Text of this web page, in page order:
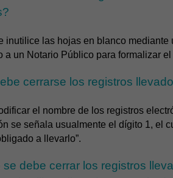
inutilice las hojas en blanco
a un Notario Público para formalizar
cerrarse los registros
el nombre de los registros
se señala usualmente el dígito 1, el
a llevarlo”.
debe cerrar los registros